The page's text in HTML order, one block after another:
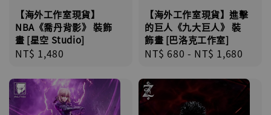
【海外工作室現貨】
NBA《喬丹背影》 裝飾
畫 [星空 Studio]
Regular
NT$ 1,480
【海外工作室現貨】進擊
的巨人《九大巨人》 裝
飾畫 [巴洛克工作室]
Regular
NT$ 680 - NT$ 1,680